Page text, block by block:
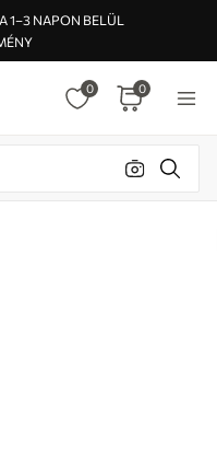
1–3 NAPON BELÜL
0 0